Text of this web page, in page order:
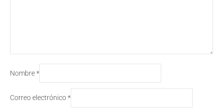
Nombre*
Correo electrónico*